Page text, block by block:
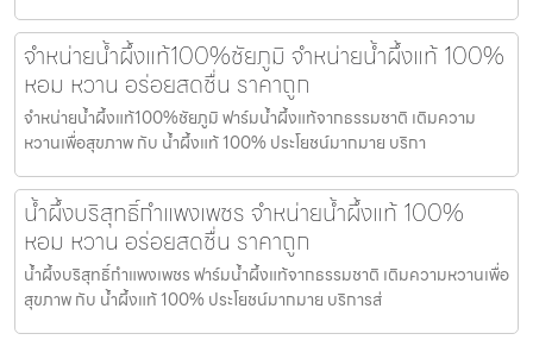
จำหน่ายน้ำผึ้งแท้100%ชัยภูมิ จำหน่ายน้ำผึ้งแท้ 100%
หอม หวาน อร่อยสดชื่น ราคาถูก
จำหน่ายน้ำผึ้งแท้100%ชัยภูมิ ฟาร์มน้ำผึ้งแท้จากธรรมชาติ เติมความ
หวานเพื่อสุขภาพ กับ น้ำผึ้งแท้ 100% ประโยชน์มากมาย บริกา
น้ำผึ้งบริสุทธิ์กำแพงเพชร จำหน่ายน้ำผึ้งแท้ 100%
หอม หวาน อร่อยสดชื่น ราคาถูก
น้ำผึ้งบริสุทธิ์กำแพงเพชร ฟาร์มน้ำผึ้งแท้จากธรรมชาติ เติมความหวานเพื่อ
สุขภาพ กับ น้ำผึ้งแท้ 100% ประโยชน์มากมาย บริการส่